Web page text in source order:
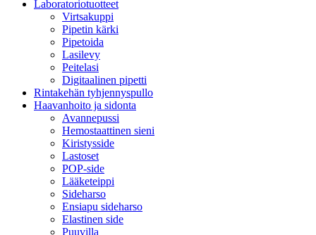
Laboratoriotuotteet
Virtsakuppi
Pipetin kärki
Pipetoida
Lasilevy
Peitelasi
Digitaalinen pipetti
Rintakehän tyhjennyspullo
Haavanhoito ja sidonta
Avannepussi
Hemostaattinen sieni
Kiristysside
Lastoset
POP-side
Lääketeippi
Sideharso
Ensiapu sideharso
Elastinen side
Puuvilla